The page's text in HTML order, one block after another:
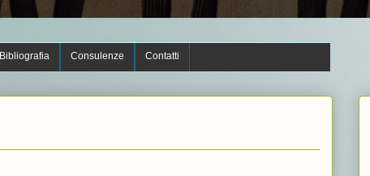
Bibliografia Consulenze Contatti